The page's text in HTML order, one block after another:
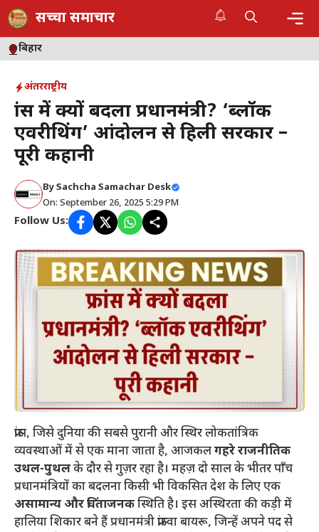
Skip
to
content
सच्चा समाचार
बिहार
अंतरराष्ट्रीय
फ्रांस में क्यों बदला प्रधानमंत्री? ‘ब्लॉक
एवरीथिंग’ आंदोलन से हिली सरकार –
पूरी कहानी
BySachcha Samachar Desk
On: September 26, 2025 5:29 PM
Follow Us:
फ्रांस, जिसे दुनिया की सबसे पुरानी और स्थिर लोकतांत्रिक
व्यवस्थाओं में से एक माना जाता है, आजकलगहरे राजनीतिक
उथल-पुथलके दौर से गुज़र रहा है। महज़ दो साल के भीतर पाँच
प्रधानमंत्रियों का बदलना किसी भी विकसित देश के लिए एक
असामान्य और चिंताजनकस्थिति है। इस अस्थिरता की कड़ी में
हालिया शिकार बने हैं प्रधानमंत्री फ्रांस्वा बायरू, जिन्हें अपने पद से